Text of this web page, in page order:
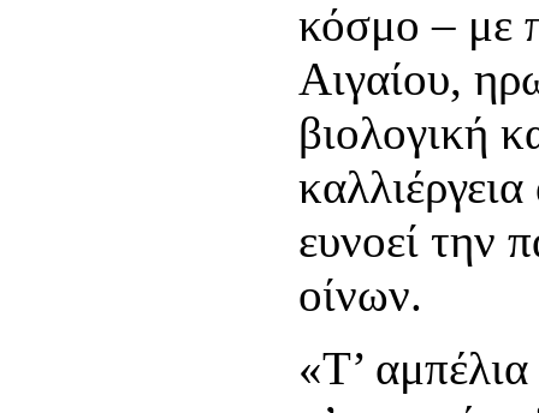
κόσμο – με
Αιγαίου,
βιολογική
ευνοεί την
οίνων.
«Τ’ αμπέλια